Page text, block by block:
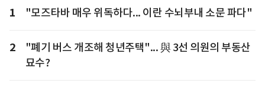
1 "모즈타바 매우 위독하다... 이란 수뇌부내 소문 파다"
2
"폐기 버스 개조해 청년주택"... 與 3선 의원의 부동산
묘수?